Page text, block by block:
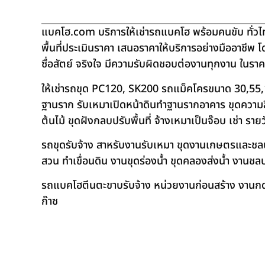
แบคโฮ.com บริการให้เช่ารถแบคโฮ พร้อมคนขับ ทั่ว
พื้นที่ประเมินราคา เสนอราคาให้บริการอย่างมืออาชี
ซื่อสัตย์ จริงใจ มีความรับผิดชอบต่องานทุกงาน ในรา
ให้เช่ารถขุด PC120, SK200 รถแม็คโครขนาด
ฐานราก รับเหมาเปิดหน้าดินทำฐานรากอาคาร ขุดค
ต้นไม้ ขุดฝังกลบปรับพื้นที่ จ้างเหมาเป็นจ๊อบ เช่า ราย
รถขุดรับจ้าง สาหรับงานรับเหมา ขุดงานเกษตรและ
สวน ทำเขื่อนดิน งานขุดร่องน้ำ ขุดคลองส่งน้ำ งานช
รถแบคโฮตีนตะขาบรับจ้าง หน่วยงานก่อนสร้าง งาน
ก๊าซ